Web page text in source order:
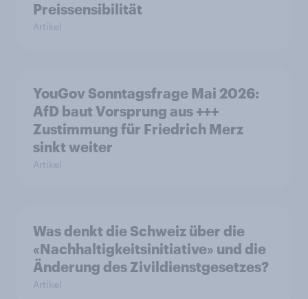
Preissensibilität
Artikel
YouGov Sonntagsfrage Mai 2026:
AfD baut Vorsprung aus +++
Zustimmung für Friedrich Merz
sinkt weiter
Artikel
Was denkt die Schweiz über die
«Nachhaltigkeitsinitiative» und die
Änderung des Zivildienstgesetzes?
Artikel